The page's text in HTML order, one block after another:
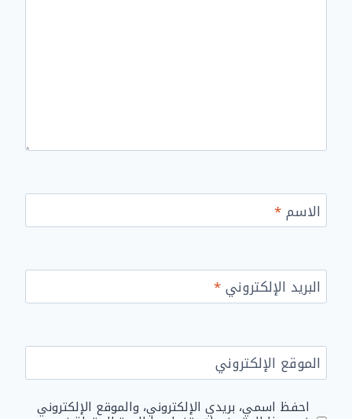
الاسم*
البريد الإلكتروني*
الموقع الإلكتروني
احفظ اسمي، بريدي الإلكتروني، والموقع الإلكتروني